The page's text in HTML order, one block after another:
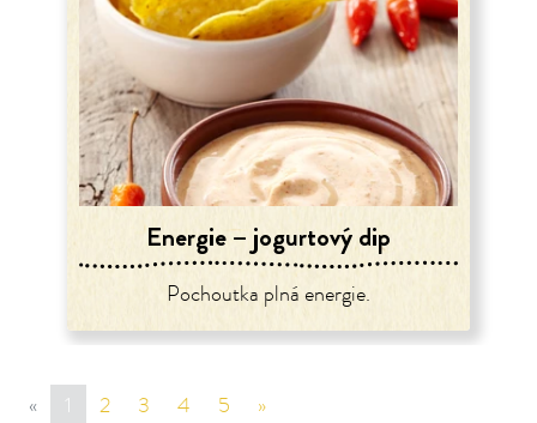
Energie – jogurtový dip
Pochoutka plná energie.
« sr.page.previous
1 2 3 4 5 »